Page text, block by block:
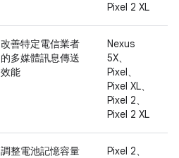
Pixel 2 XL
改善特定電信業者
的多媒體訊息傳送
效能
Nexus
5X、
Pixel、
Pixel XL、
Pixel 2、
Pixel 2 XL
調整電池記憶容量
Pixel 2、